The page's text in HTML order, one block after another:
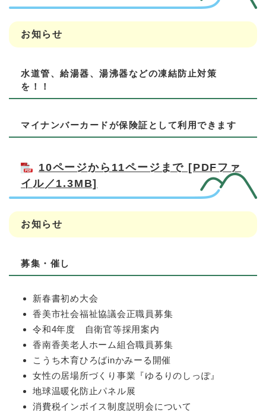
お知らせ
水道管、給湯器、湯沸器などの凍結防止対策
を！！
マイナンバーカードが保険証として利用できます
10ページから11ページまで [PDFファ
イル／1.3MB]
お知らせ
募集・催し
新春書初め大会
香美市社会福祉協議会正職員募集
令和4年度 自衛官等採用案内
香南香美老人ホーム組合職員募集
こうち木育ひろばinかみーる開催
女性の居場所づくり事業『ゆるりのしっぽ』
地球温暖化防止パネル展
消費税インボイス制度説明会について